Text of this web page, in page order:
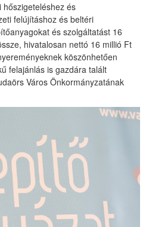
és
felújításhoz és beltéri
és szolgáltatást 16
hivatalosan nettó 16 millió Ft
köszönhetően
felajánlás is gazdára talált
Város Önkormányzatának